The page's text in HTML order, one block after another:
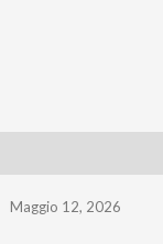
Maggio 12, 2026